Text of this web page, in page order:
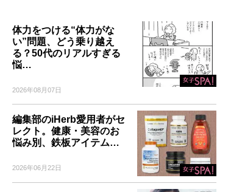
体力をつける“体力がな
い”問題、どう乗り越え
る？50代のリアルすぎる
悩…
2026年08月07日
編集部のiHerb愛用者がセ
レクト。健康・美容のお
悩み別、鉄板アイテム…
2026年06月22日